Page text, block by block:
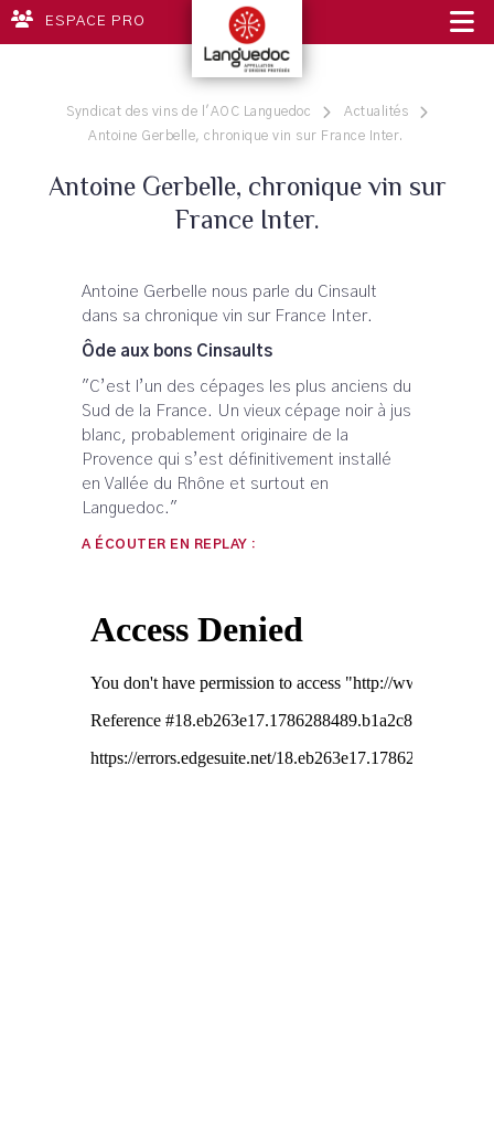
ESPACE PRO
Syndicat des vins de l'AOC Languedoc
Actualités
Antoine Gerbelle, chronique vin sur France Inter.
Antoine Gerbelle, chronique vin sur
France Inter.
Antoine Gerbelle nous parle du Cinsault
dans sa chronique vin sur France Inter.
Ôde aux bons Cinsaults
"C’est l’un des cépages les plus anciens du
Sud de la France. Un vieux cépage noir à jus
blanc, probablement originaire de la
Provence qui s’est définitivement installé
en Vallée du Rhône et surtout en
Languedoc."
A ÉCOUTER EN REPLAY :